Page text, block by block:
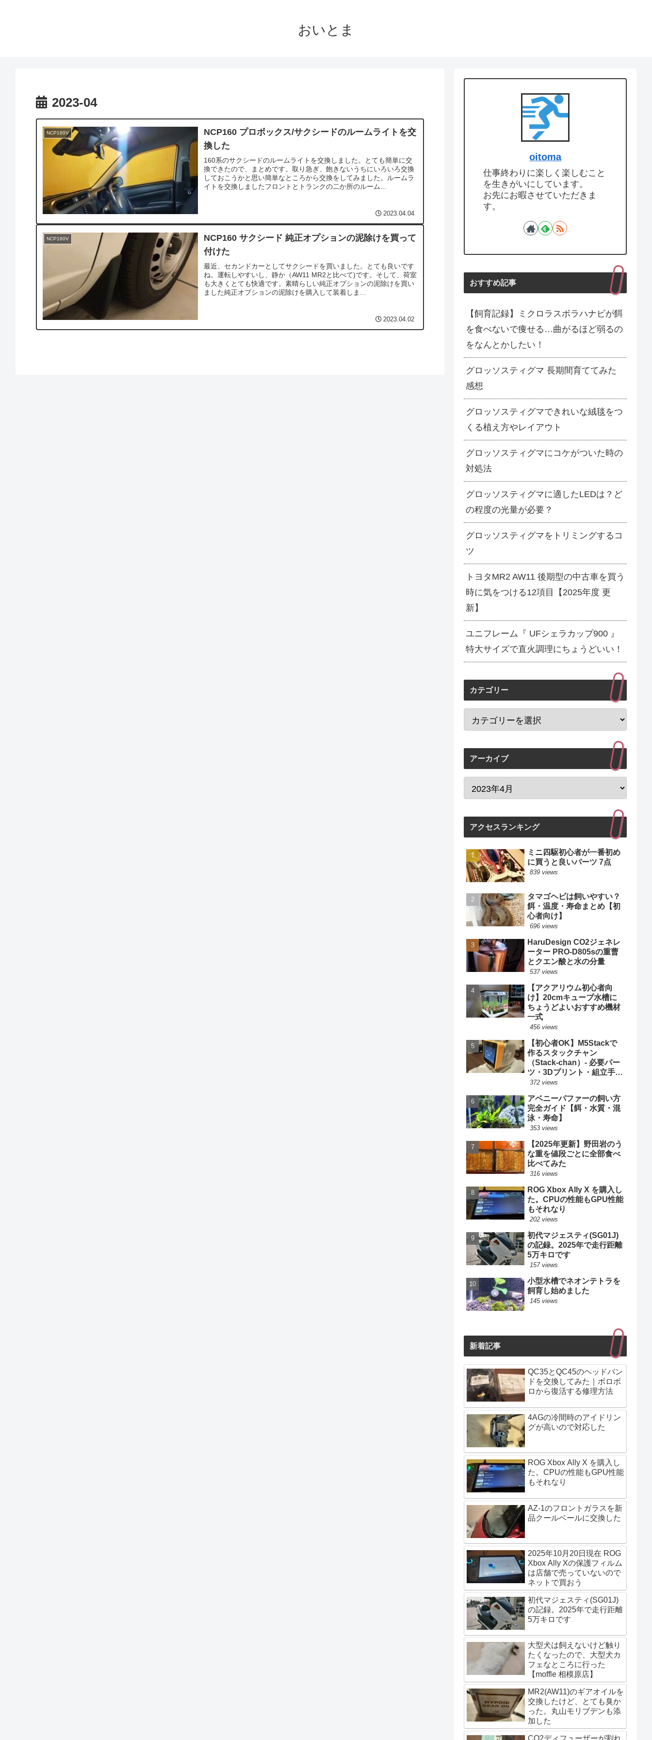
おいとま
2023-04
NCP160V
NCP160 プロボックス/サクシードのルームライトを交
換した
160系のサクシードのルームライトを交換しました。とても簡単に交
換できたので、まとめです。取り急ぎ、飽きないうちにいろいろ交換
しておこうかと思い簡単なところから交換をしてみました。ルームラ
イトを交換しましたフロントとトランクの二か所のルーム...
2023.04.04
NCP160V
NCP160 サクシード 純正オプションの泥除けを買って
付けた
最近、セカンドカーとしてサクシードを買いました。とても良いです
ね。運転しやすいし、静か（AW11 MR2と比べて)です。そして、荷室
も大きくとても快適です。素晴らしい純正オプションの泥除けを買い
ました純正オプションの泥除けを購入して装着しま...
2023.04.02
oitoma
仕事終わりに楽しく楽しむこと
を生きがいにしています。
お先にお暇させていただきま
す。
おすすめ記事
【飼育記録】ミクロラスボラハナビが餌
を食べないで痩せる…曲がるほど弱るの
をなんとかしたい！
グロッソスティグマ 長期間育ててみた
感想
グロッソスティグマできれいな絨毯をつ
くる植え方やレイアウト
グロッソスティグマにコケがついた時の
対処法
グロッソスティグマに適したLEDは？ど
の程度の光量が必要？
グロッソスティグマをトリミングするコ
ツ
トヨタMR2 AW11 後期型の中古車を買う
時に気をつける12項目【2025年度 更
新】
ユニフレーム『 UFシェラカップ900 』
特大サイズで直火調理にちょうどいい！
カテゴリー
アーカイブ
アクセスランキング
ミニ四駆初心者が一番初め
に買うと良いパーツ 7点
839 views
タマゴヘビは飼いやすい？
餌・温度・寿命まとめ【初
心者向け】
696 views
HaruDesign CO2ジェネレ
ーター PRO-D805sの重曹
とクエン酸と水の分量
537 views
【アクアリウム初心者向
け】20cmキューブ水槽に
ちょうどよいおすすめ機材
一式
456 views
【初心者OK】M5Stackで
作るスタックチャン
（Stack‑chan）- 必要パー
ツ・3Dプリント・組立手順
まとめ
372 views
アベニーパファーの飼い方
完全ガイド【餌・水質・混
泳・寿命】
353 views
【2025年更新】野田岩のう
な重を値段ごとに全部食べ
比べてみた
316 views
ROG Xbox Ally X を購入し
た。CPUの性能もGPU性能
もそれなり
202 views
初代マジェスティ(SG01J)
の記録。2025年で走行距離
5万キロです
157 views
小型水槽でネオンテトラを
飼育し始めました
145 views
新着記事
QC35とQC45のヘッドバン
ドを交換してみた｜ボロボ
ロから復活する修理方法
4AGの冷間時のアイドリン
グが高いので対応した
ROG Xbox Ally X を購入し
た。CPUの性能もGPU性能
もそれなり
AZ-1のフロントガラスを新
品クールベールに交換した
2025年10月20日現在 ROG
Xbox Ally Xの保護フィルム
は店舗で売っていないので
ネットで買おう
初代マジェスティ(SG01J)
の記録。2025年で走行距離
5万キロです
大型犬は飼えないけど触り
たくなったので、大型犬カ
フェなところに行った
【moffle 相模原店】
MR2(AW11)のギアオイルを
交換したけど、とても臭か
った。丸山モリブデンも添
加した